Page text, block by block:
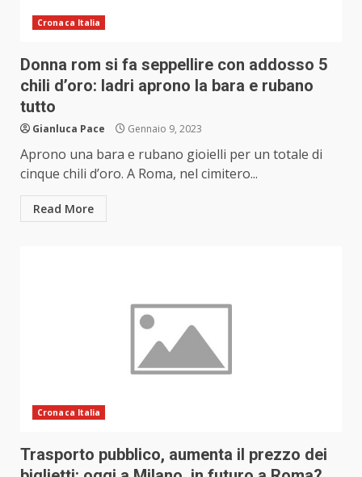
Cronaca Italia
Donna rom si fa seppellire con addosso 5
chili d’oro: ladri aprono la bara e rubano
tutto
Gianluca Pace Gennaio 9, 2023
Aprono una bara e rubano gioielli per un totale di
cinque chili d’oro. A Roma, nel cimitero...
Read More
Cronaca Italia
Trasporto pubblico, aumenta il prezzo dei